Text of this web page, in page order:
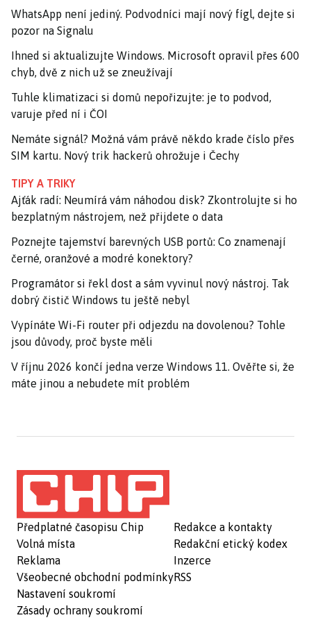
WhatsApp není jediný. Podvodníci mají nový fígl, dejte si
pozor na Signalu
Ihned si aktualizujte Windows. Microsoft opravil přes 600
chyb, dvě z nich už se zneužívají
Tuhle klimatizaci si domů nepořizujte: je to podvod,
varuje před ní i ČOI
Nemáte signál? Možná vám právě někdo krade číslo přes
SIM kartu. Nový trik hackerů ohrožuje i Čechy
TIPY A TRIKY
Ajťák radí: Neumírá vám náhodou disk? Zkontrolujte si ho
bezplatným nástrojem, než přijdete o data
Poznejte tajemství barevných USB portů: Co znamenají
černé, oranžové a modré konektory?
Programátor si řekl dost a sám vyvinul nový nástroj. Tak
dobrý čistič Windows tu ještě nebyl
Vypínáte Wi-Fi router při odjezdu na dovolenou? Tohle
jsou důvody, proč byste měli
V říjnu 2026 končí jedna verze Windows 11. Ověřte si, že
máte jinou a nebudete mít problém
Předplatné časopisu Chip
Volná místa
Reklama
Všeobecné obchodní podmínky
Nastavení soukromí
Zásady ochrany soukromí
Redakce a kontakty
Redakční etický kodex
Inzerce
RSS